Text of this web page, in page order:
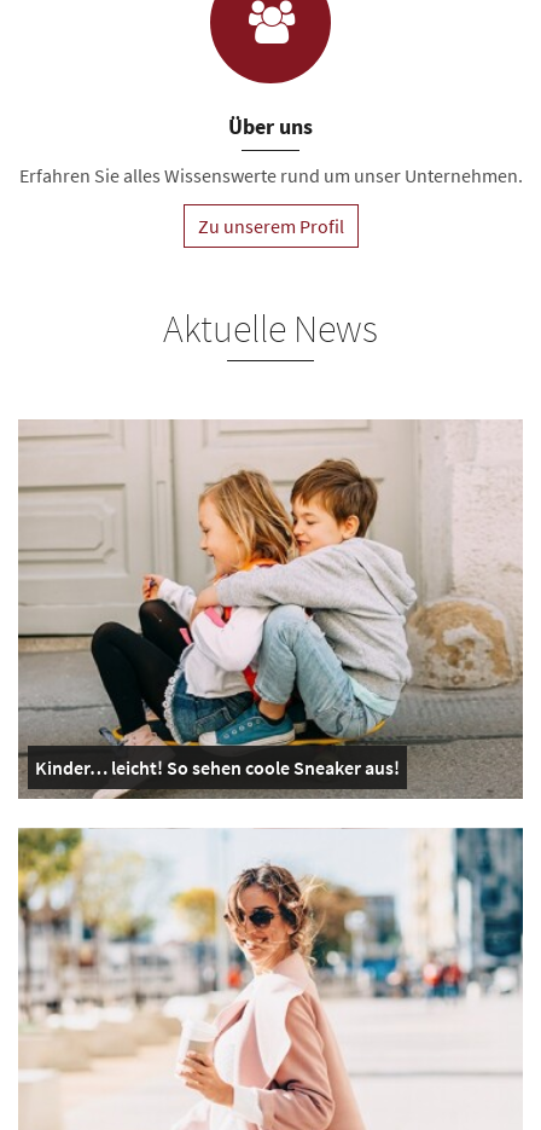
Über uns
Erfahren Sie alles Wissenswerte rund um unser Unternehmen.
Zu unserem Profil
Aktuelle News
Kinder… leicht! So sehen coole Sneaker aus!